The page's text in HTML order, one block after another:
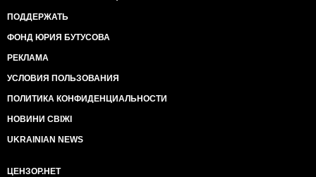
ПОДДЕРЖАТЬ
ФОНД ЮРИЯ БУТУСОВА
РЕКЛАМА
УСЛОВИЯ ПОЛЬЗОВАНИЯ
ПОЛИТИКА КОНФИДЕНЦИАЛЬНОСТИ
НОВИНИ СВІЖІ
UKRAINIAN NEWS
ЦЕНЗОР.НЕТ